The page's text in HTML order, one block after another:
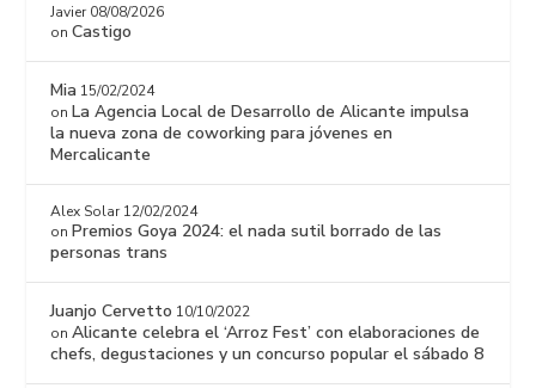
Javier 08/08/2026
onCastigo
Mia 15/02/2024
onLa Agencia Local de Desarrollo de Alicante impulsa
la nueva zona de coworking para jóvenes en
Mercalicante
Alex Solar 12/02/2024
onPremios Goya 2024: el nada sutil borrado de las
personas trans
Juanjo Cervetto 10/10/2022
onAlicante celebra el ‘Arroz Fest’ con elaboraciones de
chefs, degustaciones y un concurso popular el sábado 8